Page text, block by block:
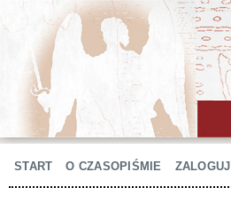
START O CZASOPIŚMIE ZALOGUJ